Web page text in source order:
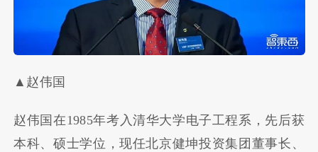
▲赵伟国
赵伟国在1985年考入清华大学电子工程系，先后获
本科、硕士学位，现任北京健坤投资集团董事长、